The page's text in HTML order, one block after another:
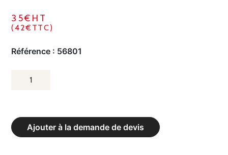
35€HT
(42€TTC)
Référence : 56801
Ajouter à la demande de devis
QUANTITÉ
ACIER
4MM